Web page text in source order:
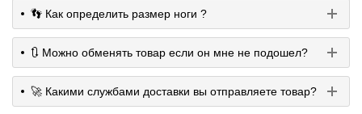
👣 Как определить размер ноги ?
🔃 Можно обменять товар если он мне не подошел?
🚀 Какими службами доставки вы отправляете товар?